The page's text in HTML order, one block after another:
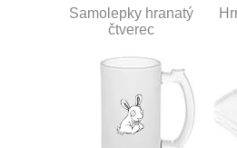
Samolepky hranatý
čtverec